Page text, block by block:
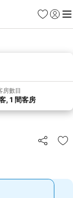
收藏夾
登入 選
房數目
, 1 間客房
分享
放